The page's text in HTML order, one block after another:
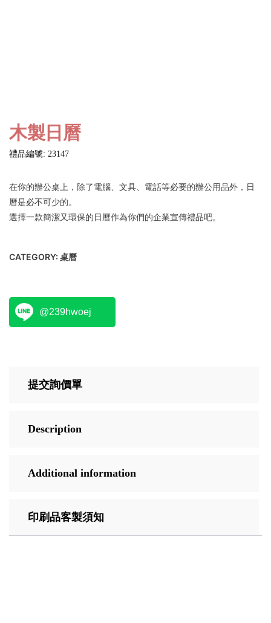
木製日曆
禮品編號: 23147
在你的辦公桌上，除了電腦、文具、電話等必要的辦公用品外，日
曆是必不可少的。
選擇一款簡潔又環保的日曆作為你們的企業宣傳禮品吧。
CATEGORY: 桌曆
@239hwoej
提交詢價單
Description
Additional information
印刷品客製須知